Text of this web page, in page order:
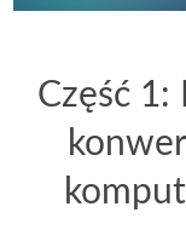
Część 1: